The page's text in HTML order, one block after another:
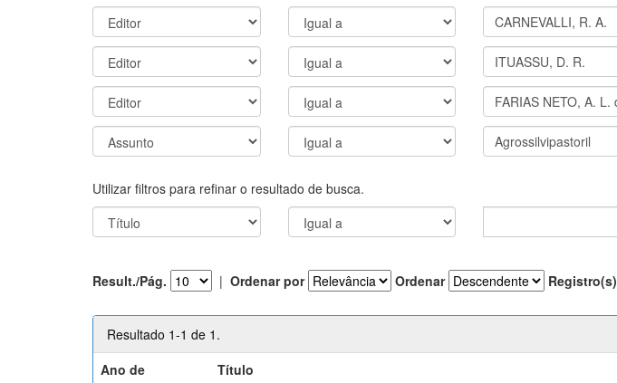
Utilizar filtros para refinar o resultado de busca.
Result./Pág. | Ordenar por Ordenar Registro(s)
Resultado 1-1 de 1.
Ano de
Título